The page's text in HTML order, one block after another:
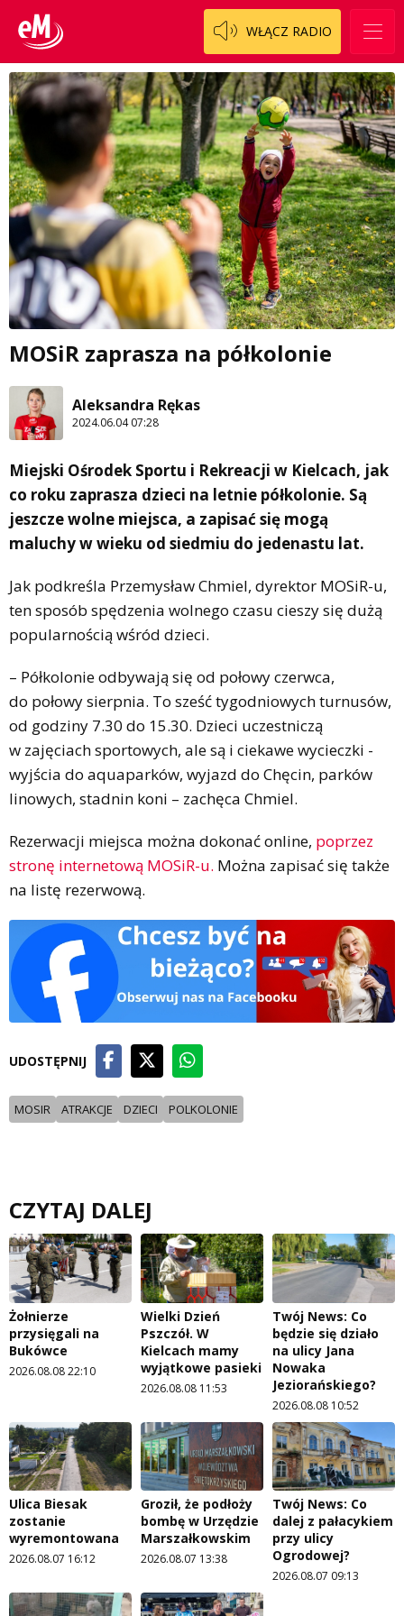
WŁĄCZ RADIO
MOSiR zaprasza na półkolonie
Aleksandra Rękas
2024.06.04 07:28
Miejski Ośrodek Sportu i Rekreacji w Kielcach, jak
co roku zaprasza dzieci na letnie półkolonie. Są
jeszcze wolne miejsca, a zapisać się mogą
maluchy w wieku od siedmiu do jedenastu lat.
Jak podkreśla Przemysław Chmiel, dyrektor MOSiR-u,
ten sposób spędzenia wolnego czasu cieszy się dużą
popularnością wśród dzieci.
– Półkolonie odbywają się od połowy czerwca,
do połowy sierpnia. To sześć tygodniowych turnusów,
od godziny 7.30 do 15.30. Dzieci uczestniczą
w zajęciach sportowych, ale są i ciekawe wycieczki -
wyjścia do aquaparków, wyjazd do Chęcin, parków
linowych, stadnin koni – zachęca Chmiel.
Rezerwacji miejsca można dokonać online, poprzez
stronę internetową MOSiR-u. Można zapisać się także
na listę rezerwową.
UDOSTĘPNIJ
MOSIR ATRAKCJE DZIECI POLKOLONIE
CZYTAJ DALEJ
Żołnierze
przysięgali na
Bukówce
2026.08.08 22:10
Wielki Dzień
Pszczół. W
Kielcach mamy
wyjątkowe pasieki
2026.08.08 11:53
Twój News: Co
będzie się działo
na ulicy Jana
Nowaka
Jeziorańskiego?
2026.08.08 10:52
Ulica Biesak
zostanie
wyremontowana
2026.08.07 16:12
Groził, że podłoży
bombę w Urzędzie
Marszałkowskim
2026.08.07 13:38
Twój News: Co
dalej z pałacykiem
przy ulicy
Ogrodowej?
2026.08.07 09:13